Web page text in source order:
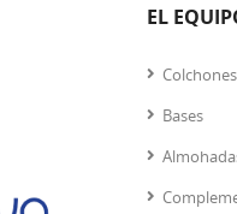
EL
Colchones
Bases